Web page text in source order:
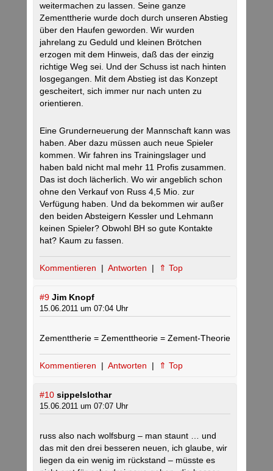
weitermachen zu lassen. Seine ganze
Zementtherie wurde doch durch unseren Abstieg
über den Haufen geworden. Wir wurden
jahrelang zu Geduld und kleinen Brötchen
erzogen mit dem Hinweis, daß das der einzig
richtige Weg sei. Und der Schuss ist nach hinten
losgegangen. Mit dem Abstieg ist das Konzept
gescheitert, sich immer nur nach unten zu
orientieren.
Eine Grunderneuerung der Mannschaft kann was
haben. Aber dazu müssen auch neue Spieler
kommen. Wir fahren ins Trainingslager und
haben bald nicht mal mehr 11 Profis zusammen.
Das ist doch lächerlich. Wo wir angeblich schon
ohne den Verkauf von Russ 4,5 Mio. zur
Verfügung haben. Und da bekommen wir außer
den beiden Absteigern Kessler und Lehmann
keinen Spieler? Obwohl BH so gute Kontakte
hat? Kaum zu fassen.
Kommentieren | Antworten | ⇑ Top
#9 Jim Knopf
15.06.2011 um 07:04 Uhr
Zementtherie = Zementtheorie = Zement-Theorie
Kommentieren | Antworten | ⇑ Top
#10 sippelslothar
15.06.2011 um 07:07 Uhr
russ also nach wolfsburg – man staunt … und
das mit den drei besseren neuen, ich glaube, wir
liegen da ein wenig im rückstand – müsste es